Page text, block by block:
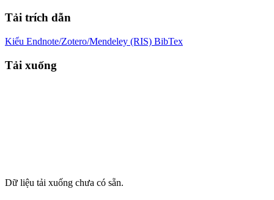
Tải trích dẫn
Kiểu Endnote/Zotero/Mendeley (RIS) BibTex
Tải xuống
Dữ liệu tải xuống chưa có sẵn.